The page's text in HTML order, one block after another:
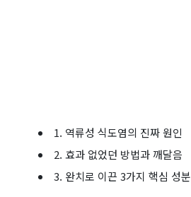
1. 역류성 식도염의 진짜 원인
2. 효과 없었던 방법과 깨달음
3. 완치로 이끈 3가지 핵심 성분